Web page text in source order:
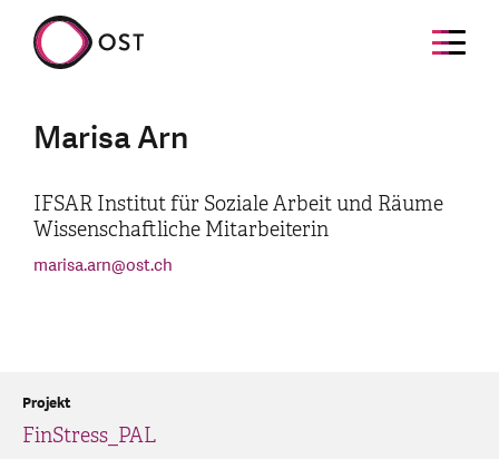
Marisa Arn
IFSAR Institut für Soziale Arbeit und Räume
Wissenschaftliche Mitarbeiterin
marisa.arn@ost.ch
FinStress_PAL
Projekt